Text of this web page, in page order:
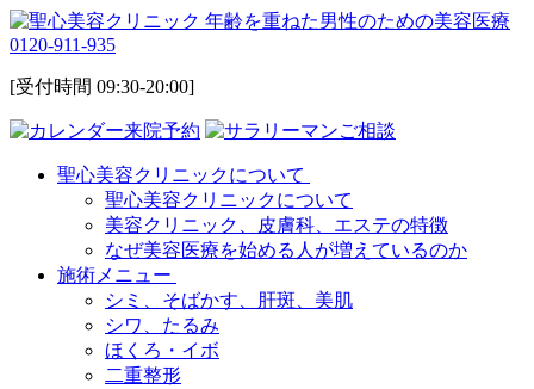
0120-911-935
[受付時間 09:30-20:00]
来院予約 ご相談
聖心美容クリニックについて
聖心美容クリニックについて
美容クリニック、皮膚科、エステの特徴
なぜ美容医療を始める人が増えているのか
施術メニュー
シミ、そばかす、肝斑、美肌
シワ、たるみ
ほくろ・イボ
二重整形